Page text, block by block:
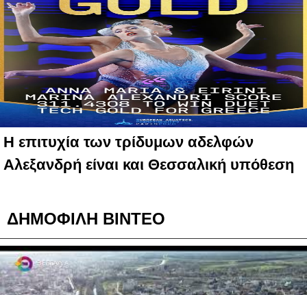
Η επιτυχία των τρίδυμων αδελφών
Αλεξανδρή είναι και Θεσσαλική υπόθεση
ΔΗΜΟΦΙΛΗ ΒΙΝΤΕΟ